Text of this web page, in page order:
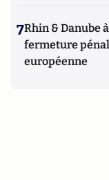
7Rhin & Danube
fermeture
européenne